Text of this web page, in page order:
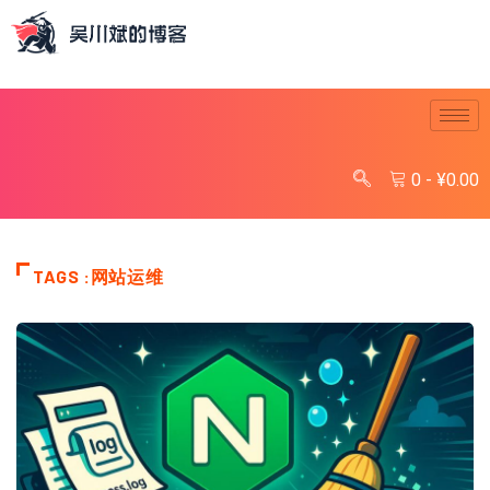
0 - ¥0.00
TAGS :网站运维